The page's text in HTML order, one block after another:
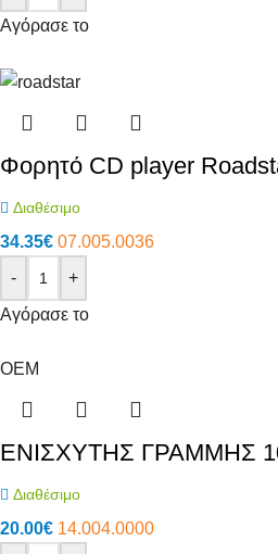
Αγόρασε το
Φορητό CD player
Διαθέσιμο
34.35€ 07.005.0036
-
+
Αγόρασε το
OEM
ΕΝΙΣΧΥΤΗΣ ΓΡΑΜΜΗΣ
Διαθέσιμο
20.00€ 14.004.0000